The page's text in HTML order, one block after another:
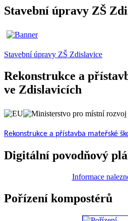
Stavební úpravy ZŠ
Stavební úpravy ZŠ Zdislavice
Rekonstrukce a
ve Zdislavicích
Rekonstrukce a přístavba mateřské
Digitální povodňový
Informace
Pořízení kompostérů